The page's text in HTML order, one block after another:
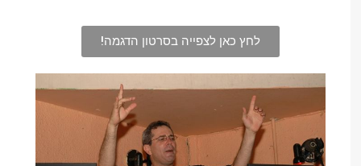
לחץ כאן לצפייה בסרטון הדגמה!